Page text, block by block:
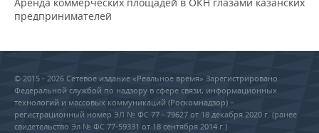
предпринимателей
© 2015 - 2026 Сетевое издание «Реальное время» Зарегистрировано
Федеральной службой по надзору в сфере связи, информационных
технологий и массовых коммуникаций (Роскомнадзор) –
регистрационный номер ЭЛ № ФС 77 - 79627 от 18 декабря 2020 г. (ранее
свидетельство Эл № ФС 77-59331 от 18 сентября 2014 г.)